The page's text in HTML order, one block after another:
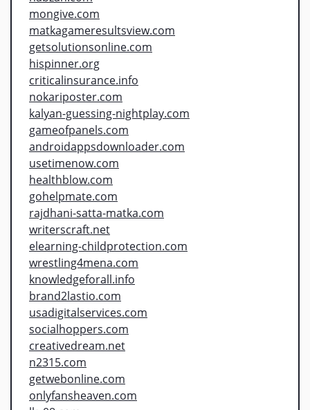
mongive.com
matkagameresultsview.com
getsolutionsonline.com
hispinner.org
criticalinsurance.info
nokariposter.com
kalyan-guessing-nightplay.com
gameofpanels.com
androidappsdownloader.com
usetimenow.com
healthblow.com
gohelpmate.com
rajdhani-satta-matka.com
writerscraft.net
elearning-childprotection.com
wrestling4mena.com
knowledgeforall.info
brand2lastio.com
usadigitalservices.com
socialhoppers.com
creativedream.net
n2315.com
getwebonline.com
onlyfansheaven.com